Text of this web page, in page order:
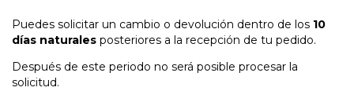
Puedes solicitar un cambio o devolución dentro de los 10
días naturales posteriores a la recepción de tu pedido.
Después de este periodo no será posible procesar la
solicitud.